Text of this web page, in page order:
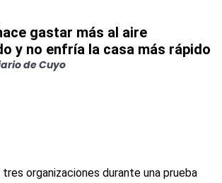
gastar más al aire
y no enfría la casa más rápido
de Cuyo